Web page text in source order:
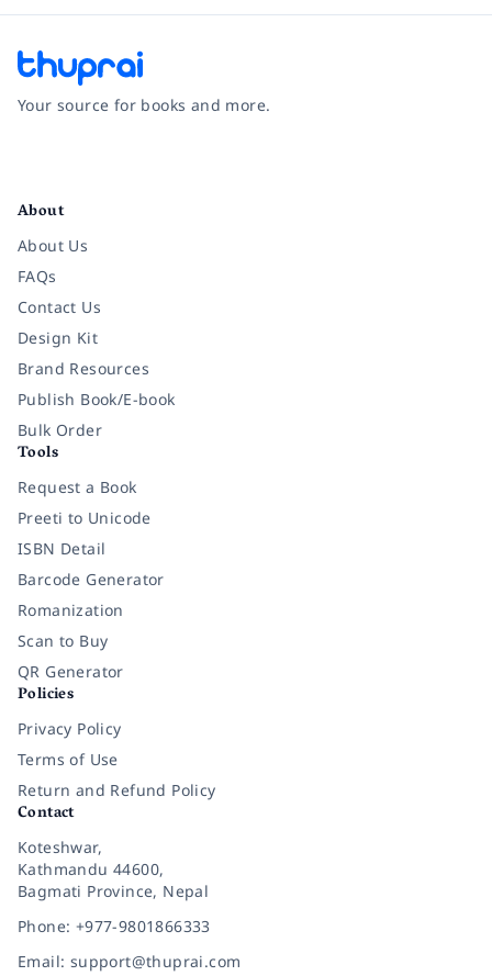
Your source for books and more.
About
About Us
FAQs
Contact Us
Design Kit
Brand Resources
Publish Book/E-book
Bulk Order
Tools
Request a Book
Preeti to Unicode
ISBN Detail
Barcode Generator
Romanization
Scan to Buy
QR Generator
Policies
Privacy Policy
Terms of Use
Return and Refund Policy
Contact
Koteshwar,
Kathmandu 44600,
Bagmati Province, Nepal
Phone: +977-9801866333
Email: support@thuprai.com